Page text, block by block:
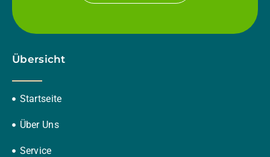
Übersicht
Startseite
Über Uns
Service